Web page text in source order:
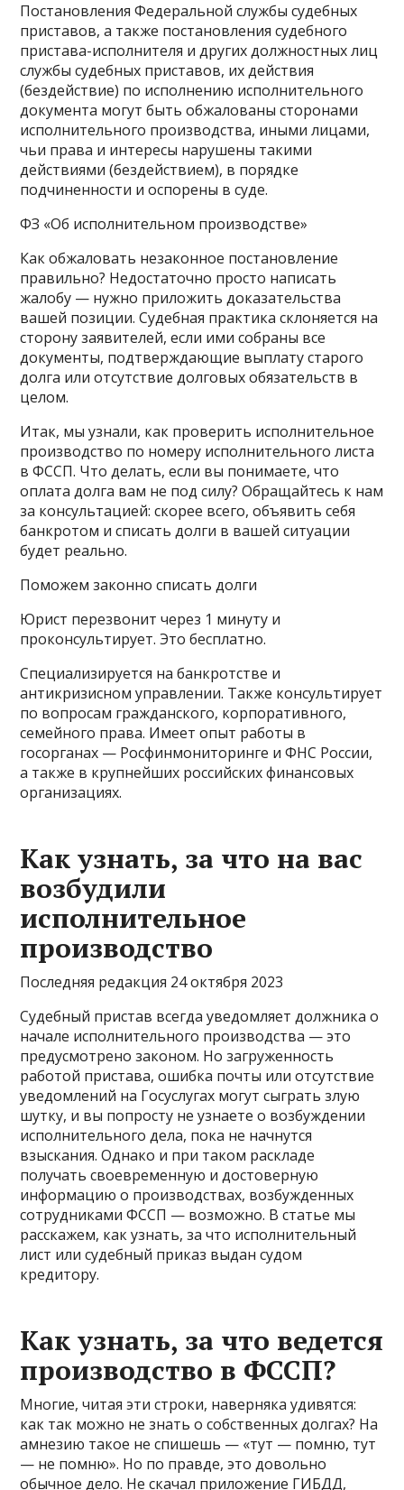
Постановления Федеральной службы судебных
приставов, а также постановления судебного
пристава-исполнителя и других должностных лиц
службы судебных приставов, их действия
(бездействие) по исполнению исполнительного
документа могут быть обжалованы сторонами
исполнительного производства, иными лицами,
чьи права и интересы нарушены такими
действиями (бездействием), в порядке
подчиненности и оспорены в суде.
ФЗ «Об исполнительном производстве»
Как обжаловать незаконное постановление
правильно? Недостаточно просто написать
жалобу — нужно приложить доказательства
вашей позиции. Судебная практика склоняется на
сторону заявителей, если ими собраны все
документы, подтверждающие выплату старого
долга или отсутствие долговых обязательств в
целом.
Итак, мы узнали, как проверить исполнительное
производство по номеру исполнительного листа
в ФССП. Что делать, если вы понимаете, что
оплата долга вам не под силу? Обращайтесь к нам
за консультацией: скорее всего, объявить себя
банкротом и списать долги в вашей ситуации
будет реально.
Поможем законно списать долги
Юрист перезвонит через 1 минуту и
проконсультирует. Это бесплатно.
Специализируется на банкротстве и
антикризисном управлении. Также консультирует
по вопросам гражданского, корпоративного,
семейного права. Имеет опыт работы в
госорганах — Росфинмониторинге и ФНС России,
а также в крупнейших российских финансовых
организациях.
Как узнать, за что на вас
возбудили
исполнительное
производство
Последняя редакция 24 октября 2023
Судебный пристав всегда уведомляет должника о
начале исполнительного производства — это
предусмотрено законом. Но загруженность
работой пристава, ошибка почты или отсутствие
уведомлений на Госуслугах могут сыграть злую
шутку, и вы попросту не узнаете о возбуждении
исполнительного дела, пока не начнутся
взыскания. Однако и при таком раскладе
получать своевременную и достоверную
информацию о производствах, возбужденных
сотрудниками ФССП — возможно. В статье мы
расскажем, как узнать, за что исполнительный
лист или судебный приказ выдан судом
кредитору.
Как узнать, за что ведется
производство в ФССП?
Многие, читая эти строки, наверняка удивятся:
как так можно не знать о собственных долгах? На
амнезию такое не спишешь — «тут — помню, тут
— не помню». Но по правде, это довольно
обычное дело. Не скачал приложение ГИБДД,